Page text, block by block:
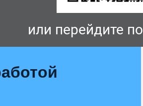
или перейдите по